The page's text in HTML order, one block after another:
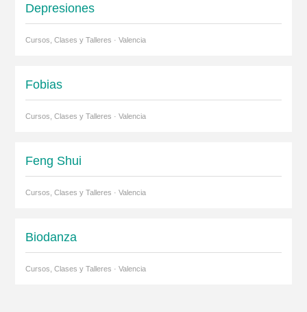
Depresiones
Cursos, Clases y Talleres · Valencia
Fobias
Cursos, Clases y Talleres · Valencia
Feng Shui
Cursos, Clases y Talleres · Valencia
Biodanza
Cursos, Clases y Talleres · Valencia